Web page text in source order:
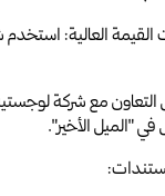
القيمة العالية:
التعاون مع شركة
"الميل الأخير".